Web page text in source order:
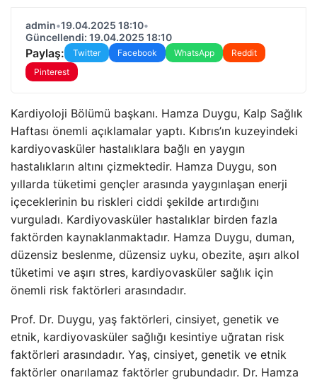
admin•19.04.2025 18:10•
Güncellendi: 19.04.2025 18:10
Paylaş: Twitter Facebook WhatsApp
Reddit
Pinterest
Kardiyoloji Bölümü başkanı. Hamza Duygu, Kalp Sağlık
Haftası önemli açıklamalar yaptı. Kıbrıs’ın kuzeyindeki
kardiyovasküler hastalıklara bağlı en yaygın
hastalıkların altını çizmektedir. Hamza Duygu, son
yıllarda tüketimi gençler arasında yaygınlaşan enerji
içeceklerinin bu riskleri ciddi şekilde artırdığını
vurguladı. Kardiyovasküler hastalıklar birden fazla
faktörden kaynaklanmaktadır. Hamza Duygu, duman,
düzensiz beslenme, düzensiz uyku, obezite, aşırı alkol
tüketimi ve aşırı stres, kardiyovasküler sağlık için
önemli risk faktörleri arasındadır.
Prof. Dr. Duygu, yaş faktörleri, cinsiyet, genetik ve
etnik, kardiyovasküler sağlığı kesintiye uğratan risk
faktörleri arasındadır. Yaş, cinsiyet, genetik ve etnik
faktörler onarılamaz faktörler grubundadır. Dr. Hamza